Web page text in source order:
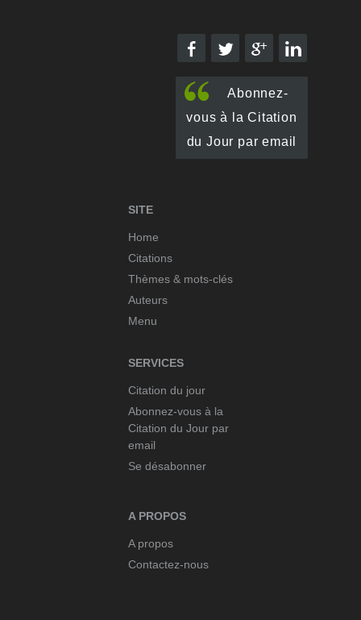
Abonnez-
vous à la Citation
du Jour par email
SITE
Home
Citations
Thèmes & mots-clés
Auteurs
Menu
SERVICES
Citation du jour
Abonnez-vous à la
Citation du Jour par
email
Se désabonner
A PROPOS
A propos
Contactez-nous